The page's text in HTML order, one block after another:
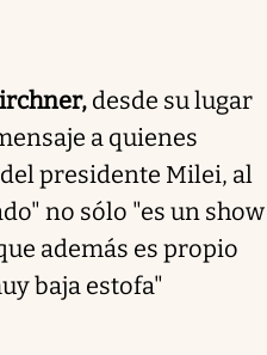
desde su lugar
a quienes
presidente Milei, al
no sólo "es un show
además es propio
baja estofa"